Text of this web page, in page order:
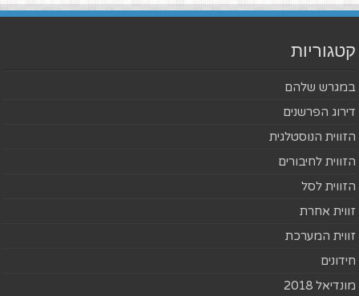
קטגוריות
במגרש שלהם
דירוג הפרשנים
הזווית הנוסטלגית
הזווית לחיבורים
הזווית לסל
זווית אחרת
זווית המערכת
חידונים
מונדיאל 2018